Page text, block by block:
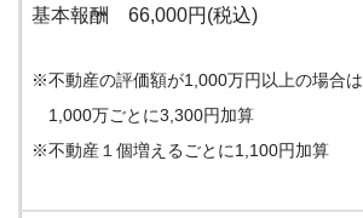
基本報酬 66,000円(税込)
※不動産の評価額が1,000万円以上の場合は
1,000万ごとに3,300円加算
※不動産１個増えるごとに1,100円加算